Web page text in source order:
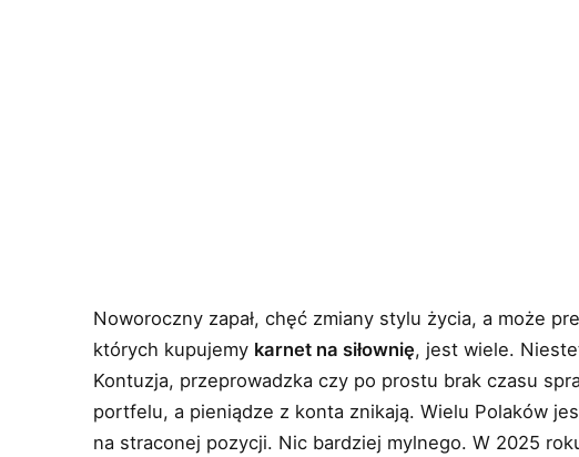
Noworoczny zapał, chęć zmiany stylu życia, a może
których kupujemy karnet na siłownię, jest wiele.
Kontuzja, przeprowadzka czy po prostu brak czasu
portfelu, a pieniądze z konta znikają. Wielu Polaków
na straconej pozycji. Nic bardziej mylnego. W 2025